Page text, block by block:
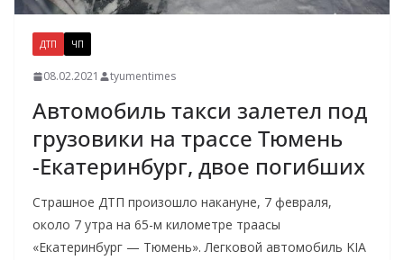
ДТП ЧП
08.02.2021 tyumentimes
Автомобиль такси залетел под
грузовики на трассе Тюмень
-Екатеринбург, двое погибших
Страшное ДТП произошло накануне, 7 февраля,
около 7 утра на 65-м километре траасы
«Екатеринбург — Тюмень». Легковой автомобиль KIA